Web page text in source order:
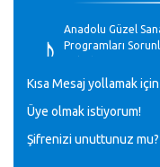
♪
Anadolu Güzel
Programları
♪
GEÇMİŞ OLSUN
Mavi Nota -
Kısa Mesaj yollamak
Üye olmak istiyorum!
Şifrenizi unuttunuz mu?